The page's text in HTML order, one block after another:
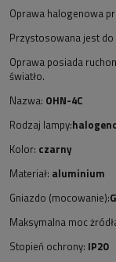
Oprawa halogenowa
Przystosowana jest do
Oprawa posiada
światło.
Nazwa: OHN-4C
Rodzaj lampy:
Kolor: czarny
Materiał: aluminium
Gniazdo (mocowanie):
Maksymalna moc
Stopień ochrony: IP20